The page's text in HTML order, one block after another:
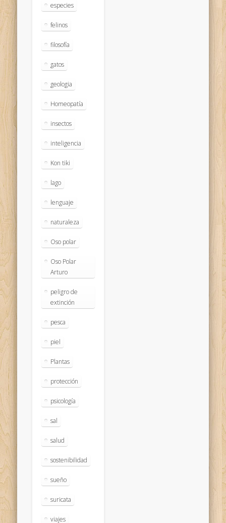
especies
felinos
filosofía
gatos
geologia
Homeopatía
insectos
inteligencia
Kon tiki
lago
lenguaje
naturaleza
Oso polar
Oso Polar
Arturo
peligro de
extinción
pesca
piel
Plantas
protección
psicología
sal
salud
sostenibilidad
sueño
suricata
viajes